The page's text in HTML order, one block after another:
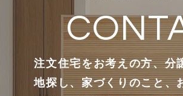
注文住宅をお考えの方、分
地探し、家づくりのこと、